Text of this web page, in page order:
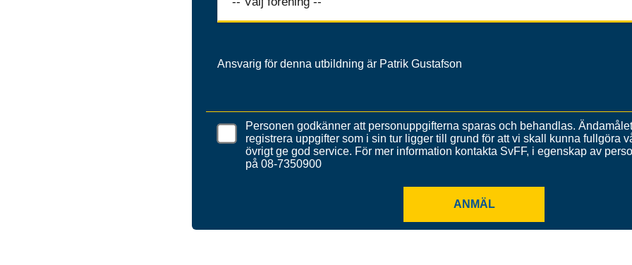
Ansvarig för denna utbildning är Patrik Gustafson
Personen godkänner att personuppgifterna sparas och behandlas.
registrera uppgifter som i sin tur ligger till grund för att vi skall kunna fullgöra
övrigt ge god service. För mer information kontakta SvFF, i egenskap av
på 08-7350900